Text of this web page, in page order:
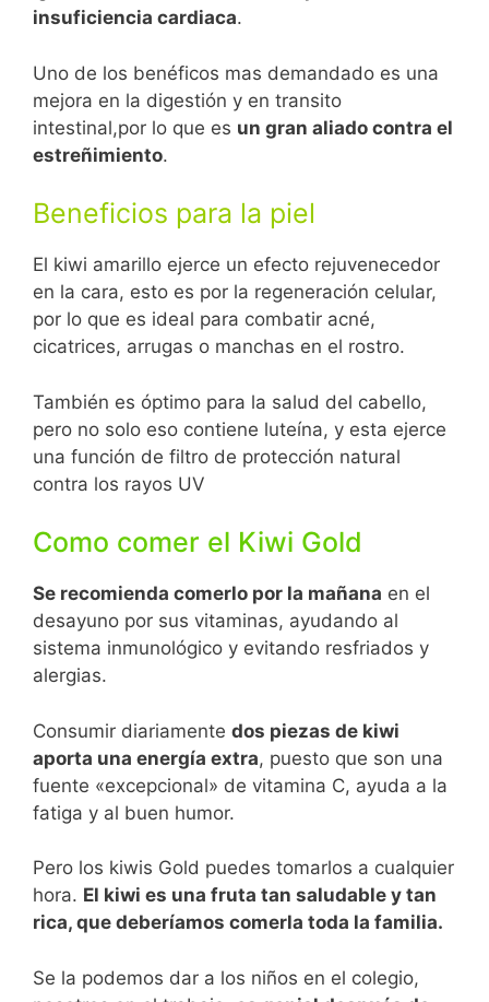
insuficiencia cardiaca.
Uno de los benéficos mas demandado es una
mejora en la digestión y en transito
intestinal,por lo que es un gran aliado contra el
estreñimiento.
Beneficios para la piel
El kiwi amarillo ejerce un efecto rejuvenecedor
en la cara, esto es por la regeneración celular,
por lo que es ideal para combatir acné,
cicatrices, arrugas o manchas en el rostro.
También es óptimo para la salud del cabello,
pero no solo eso contiene luteína, y esta ejerce
una función de filtro de protección natural
contra los rayos UV
Como comer el Kiwi Gold
Se recomienda comerlo por la mañana en el
desayuno por sus vitaminas, ayudando al
sistema inmunológico y evitando resfriados y
alergias.
Consumir diariamente dos piezas de kiwi
aporta una energía extra, puesto que son una
fuente «excepcional» de vitamina C, ayuda a la
fatiga y al buen humor.
Pero los kiwis Gold puedes tomarlos a cualquier
hora. El kiwi es una fruta tan saludable y tan
rica, que deberíamos comerla toda la familia.
Se la podemos dar a los niños en el colegio,